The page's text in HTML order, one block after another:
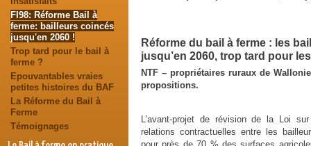
Réforme du bail à ferme : les
jusqu’en 2060, trop tard pour
NTF – propriétaires ruraux de
propositions.
L’avant-projet de révision de la Loi
relations contractuelles entre les
FI98: Réforme Bail à
ferme: bailleurs coincés
jusqu'en 2060 !
Trop tard pour le bail à
ferme ?
Epouvantables vraies
petites histoires du BAF
La Réforme du Bail à
Ferme
Témoignages